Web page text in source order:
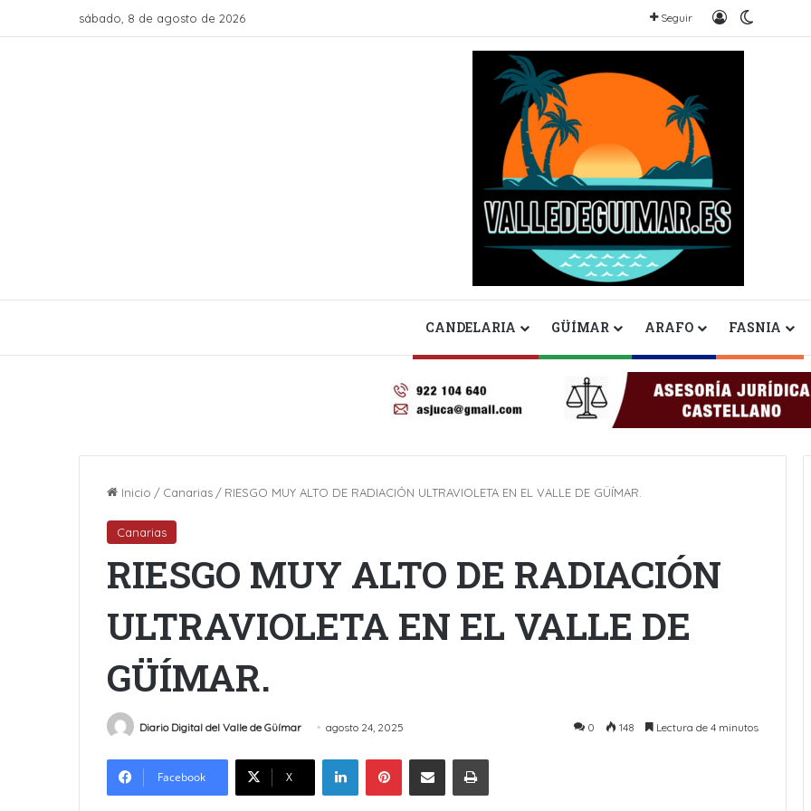
sábado, 8 de agosto de 2026 Seguir Iniciar sesión
CANDELARIA GÜÍMAR ARAFO FASNIA
Inicio / Canarias / RIESGO MUY ALTO DE RADIACIÓN ULTRAVIOLETA EN EL VALLE DE GÜÍMAR.
Canarias
RIESGO MUY ALTO DE RADIACIÓN
ULTRAVIOLETA EN EL VALLE DE
GÜÍMAR.
Diario Digital del Valle de Güímar agosto 24, 2025 0 148 Lectura de 4 minutos
Facebook X
LinkedInPinterestCompartir por Email Imprimir